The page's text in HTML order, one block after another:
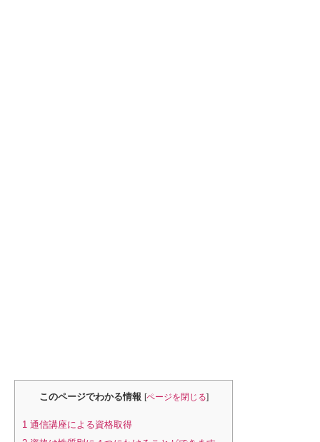
このページでわかる情報 [ページを閉じる]
1 通信講座による資格取得